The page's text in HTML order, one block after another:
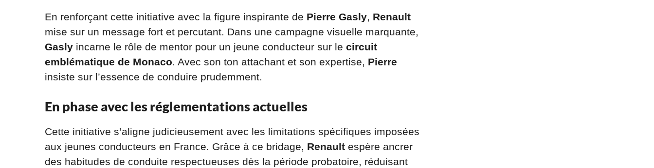
En renforçant cette initiative avec la figure inspirante de Pierre Gasly Renault
mise sur un message fort et percutant. Dans une campagne visuelle marquante,
Gasly incarne le rôle de mentor pour un jeune conducteur sur le circuit
emblématique de Monaco . Avec son ton attachant et son expertise, Pierre
insiste sur l’essence de conduire prudemment.
En phase avec les réglementations actuelles
Cette initiative s’aligne judicieusement avec les limitations spécifiques imposées
aux jeunes conducteurs en France. Grâce à ce bridage, Renault espère ancrer
des habitudes de conduite respectueuses dès la période probatoire, réduisant